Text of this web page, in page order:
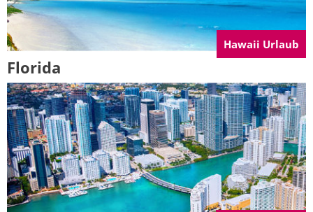
Hawaii Urlaub
Florida